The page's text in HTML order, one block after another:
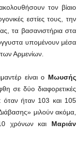
τον βίαιο
εστίες τους, την
τα βασανιστήρια στα
υπομένουν μέσα
Αρμενίων.
είναι ο Μωυσής
σε δύο διαφορετικές
όταν ήταν 103 και 105
μιλούν ακόμα,
χρόνων και Μαριάν